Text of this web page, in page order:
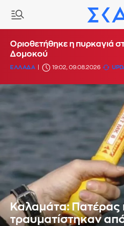
Οριοθετήθηκε η πυρκαγιά
Δομοκού
ΕΛΛΑΔΑ 19:02, 09.08.2026
Καλαμάτα: Πατέρας
τραυματίστηκαν